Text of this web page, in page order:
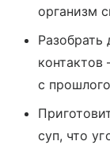
организм
Разобрать
с
суп, что